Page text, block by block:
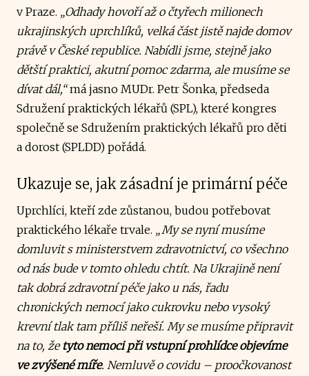
v Praze. „Odhady hovoří až o čtyřech milionech
ukrajinských uprchlíků, velká část jistě najde domov
právě v České republice. Nabídli jsme, stejně jako
dětští praktici, akutní pomoc zdarma, ale musíme se
dívat dál,“má jasno MUDr. Petr Šonka, předseda
Sdružení praktických lékařů (SPL), které kongres
společně se Sdružením praktických lékařů pro děti
a dorost (SPLDD) pořádá.
Ukazuje se, jak zásadní je primární péče
Uprchlíci, kteří zde zůstanou, budou potřebovat
praktického lékaře trvale. „My se nyní musíme
domluvit s ministerstvem zdravotnictví, co všechno
od nás bude v tomto ohledu chtít. Na Ukrajině není
tak dobrá zdravotní péče jako u nás, řadu
chronických nemocí jako cukrovku nebo vysoký
krevní tlak tam příliš neřeší. My se musíme připravit
na to, žetyto nemoci při vstupní prohlídce objevíme
ve zvýšené míře. Nemluvě o covidu – proočkovanost